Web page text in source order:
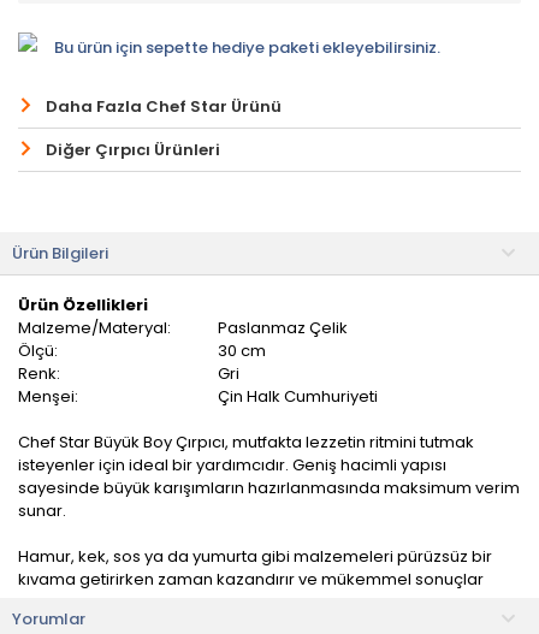
Bu ürün için sepette hediye paketi ekleyebilirsiniz.
Daha Fazla Chef Star Ürünü
Diğer Çırpıcı Ürünleri
Ürün Bilgileri
Ürün Özellikleri
Malzeme/Materyal:
Paslanmaz Çelik
Ölçü:
30 cm
Renk:
Gri
Menşei:
Çin Halk Cumhuriyeti
Chef Star Büyük Boy Çırpıcı, mutfakta lezzetin ritmini tutmak
isteyenler için ideal bir yardımcıdır. Geniş hacimli yapısı
sayesinde büyük karışımların hazırlanmasında maksimum verim
sunar.
Hamur, kek, sos ya da yumurta gibi malzemeleri pürüzsüz bir
kıvama getirirken zaman kazandırır ve mükemmel sonuçlar
Yorumlar